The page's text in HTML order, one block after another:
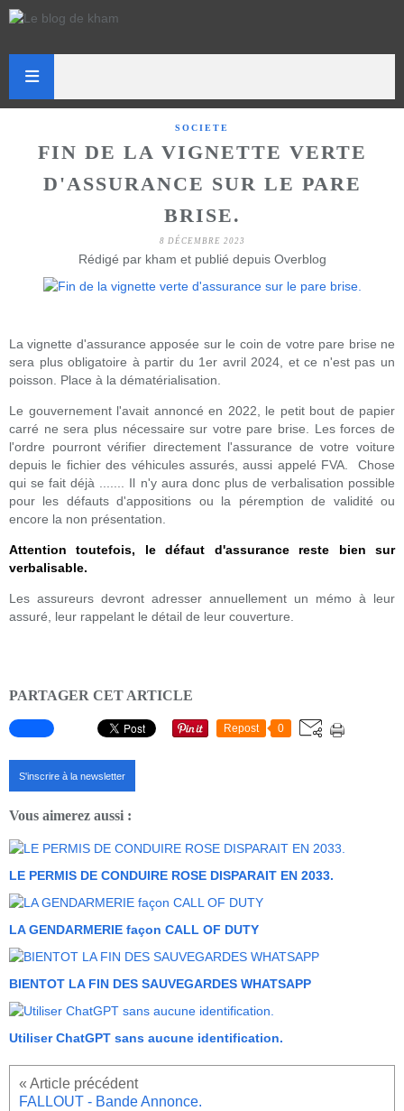
SOCIETE
FIN DE LA VIGNETTE VERTE
D'ASSURANCE SUR LE PARE
BRISE.
8 DÉCEMBRE 2023
Rédigé par kham et publié depuis Overblog
La vignette d'assurance apposée sur le coin de votre pare brise ne
sera plus obligatoire à partir du 1er avril 2024, et ce n'est pas un
poisson. Place à la dématérialisation.
Le gouvernement l'avait annoncé en 2022, le petit bout de papier
carré ne sera plus nécessaire sur votre pare brise. Les forces de
l'ordre pourront vérifier directement l'assurance de votre voiture
depuis le fichier des véhicules assurés, aussi appelé FVA. Chose
qui se fait déjà ....... Il n'y aura donc plus de verbalisation possible
pour les défauts d'appositions ou la péremption de validité ou
encore la non présentation.
Attention toutefois, le défaut d'assurance reste bien sur
verbalisable.
Les assureurs devront adresser annuellement un mémo à leur
assuré, leur rappelant le détail de leur couverture.
PARTAGER CET ARTICLE
Repost 0
S'inscrire à la newsletter
Vous aimerez aussi :
LE PERMIS DE CONDUIRE ROSE DISPARAIT EN 2033.
LA GENDARMERIE façon CALL OF DUTY
BIENTOT LA FIN DES SAUVEGARDES WHATSAPP
Utiliser ChatGPT sans aucune identification.
FALLOUT - Bande Annonce.